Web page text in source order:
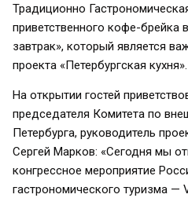
Традиционно
приветственного кофе-брейка
завтрак», который является
проекта «Петербургская кухня».
На открытии гостей
председателя Комитета по
Петербурга, руководитель
Сергей Марков: «Сегодня мы
конгрессное мероприятие
гастрономического туризма —